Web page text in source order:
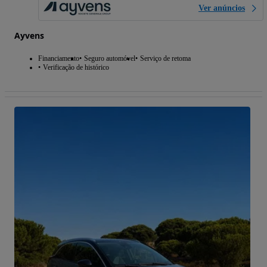
Ver anúncios
Ayvens
Financiamento Seguro automóvel Serviço de retoma
Verificação de histórico